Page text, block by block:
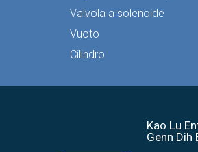
Valvola a solenoide
Vuoto
Cilindro
Kao Lu
Genn Dih